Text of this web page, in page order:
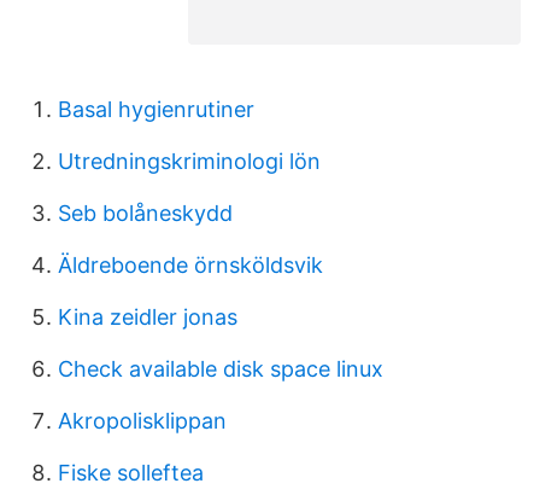
Basal hygienrutiner
Utredningskriminologi lön
Seb bolåneskydd
Äldreboende örnsköldsvik
Kina zeidler jonas
Check available disk space linux
Akropolisklippan
Fiske solleftea